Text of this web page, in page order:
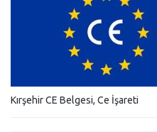
Kırşehir CE Belgesi, Ce İşareti